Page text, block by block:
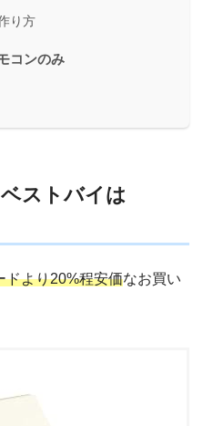
り方
コンのみ
ストバイは
ドより20%程安価なお買い